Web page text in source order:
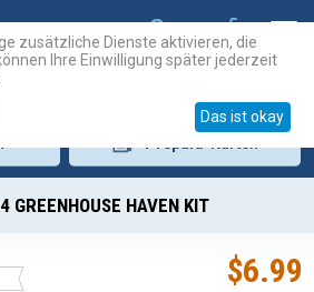
GREENHOUSE HAVEN KIT
$6.99
zusätzliche Dienste aktivieren, die
Ihre Einwilligung später jederzeit
Das ist okay